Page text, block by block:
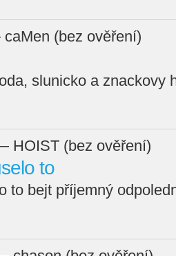
(bez ověření)
slunicko a znackovy
HOIST (bez ověření)
to
to bejt příjemný